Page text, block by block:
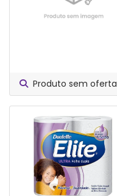
Produto sem oferta